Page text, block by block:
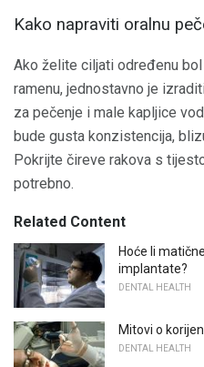
Kako napraviti oralnu
Ako želite ciljati određenu
ramenu, jednostavno je
za pečenje i male kapljice
bude gusta konzistencija,
Pokrijte čireve rakova s
potrebno.
Related Content
Hoće li
implantate?
DENTAL HEALTH
Mitovi o
DENTAL HEALTH